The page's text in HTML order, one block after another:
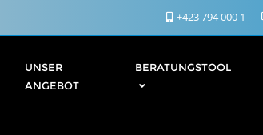
+423 794 000 1
UNSER
ANGEBOT
BERATUNGSTOOL